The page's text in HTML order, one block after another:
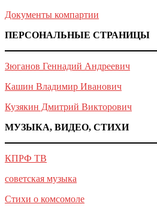
Документы компартии
ПЕРСОНАЛЬНЫЕ СТРАНИЦЫ
Зюганов Геннадий Андреевич
Кашин Владимир Иванович
Кузякин Дмитрий Викторович
МУЗЫКА, ВИДЕО, СТИХИ
КПРФ ТВ
советская музыка
Стихи о комсомоле